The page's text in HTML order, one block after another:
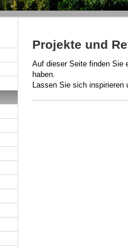
Projekte und
Auf dieser Seite finden Sie
haben.
Lassen Sie sich